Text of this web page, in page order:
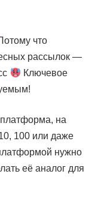
что
рассылок —
Ключевое
платформа, на
100 или даже
нужно
её аналог для